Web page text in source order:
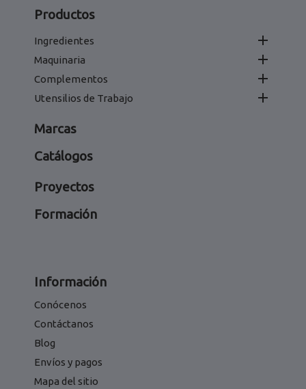
Productos
Ingredientes 
Maquinaria 
Complementos 
Utensilios de Trabajo 
Marcas
Catálogos
Proyectos
Formación
Información
Conócenos
Contáctanos
Blog
Envíos y pagos
Mapa del sitio